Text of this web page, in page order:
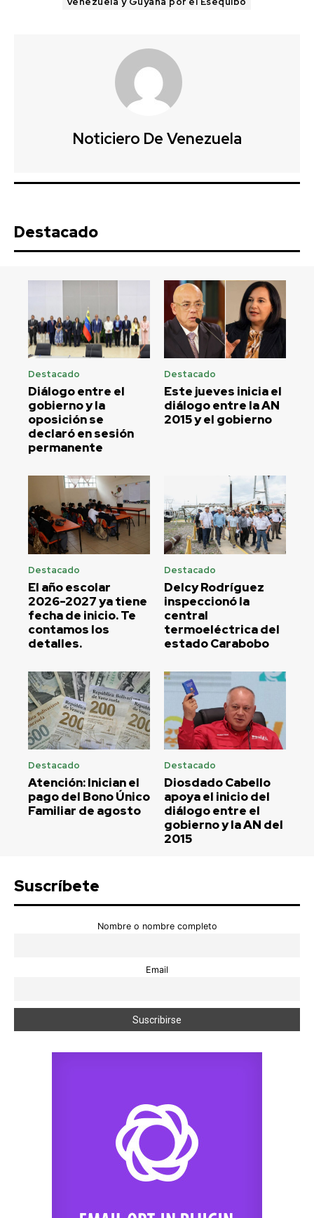
Noticiero De Venezuela
Destacado
Destacado
Diálogo entre el
gobierno y la
oposición se
declaró en sesión
permanente
Destacado
Este jueves inicia el
diálogo entre la AN
2015 y el gobierno
Destacado
El año escolar
2026-2027 ya tiene
fecha de inicio. Te
contamos los
detalles.
Destacado
Delcy Rodríguez
inspeccionó la
central
termoeléctrica del
estado Carabobo
Destacado
Atención: Inician el
pago del Bono Único
Familiar de agosto
Destacado
Diosdado Cabello
apoya el inicio del
diálogo entre el
gobierno y la AN del
2015
Suscríbete
Nombre o nombre completo
Email